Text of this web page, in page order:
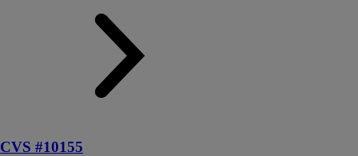
CVS #10155